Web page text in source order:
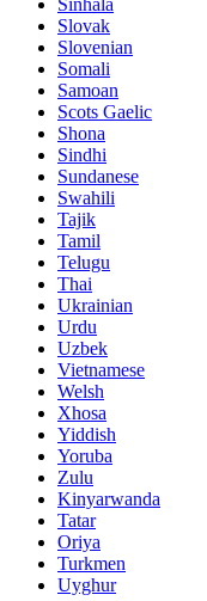
Sinhala
Slovak
Slovenian
Somali
Samoan
Scots Gaelic
Shona
Sindhi
Sundanese
Swahili
Tajik
Tamil
Telugu
Thai
Ukrainian
Urdu
Uzbek
Vietnamese
Welsh
Xhosa
Yiddish
Yoruba
Zulu
Kinyarwanda
Tatar
Oriya
Turkmen
Uyghur